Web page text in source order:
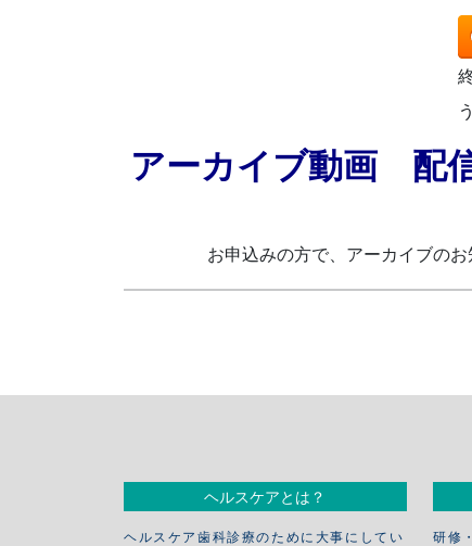
アーカイブ動画 配
お申込みの方で、アーカイブの
ヘルスケアとは？
ヘルスケア歯科診療のために大事にしてい
研修